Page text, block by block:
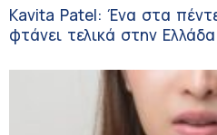
Kavita Patel: Ένα στα
φτάνει τελικά στην Ελλάδα